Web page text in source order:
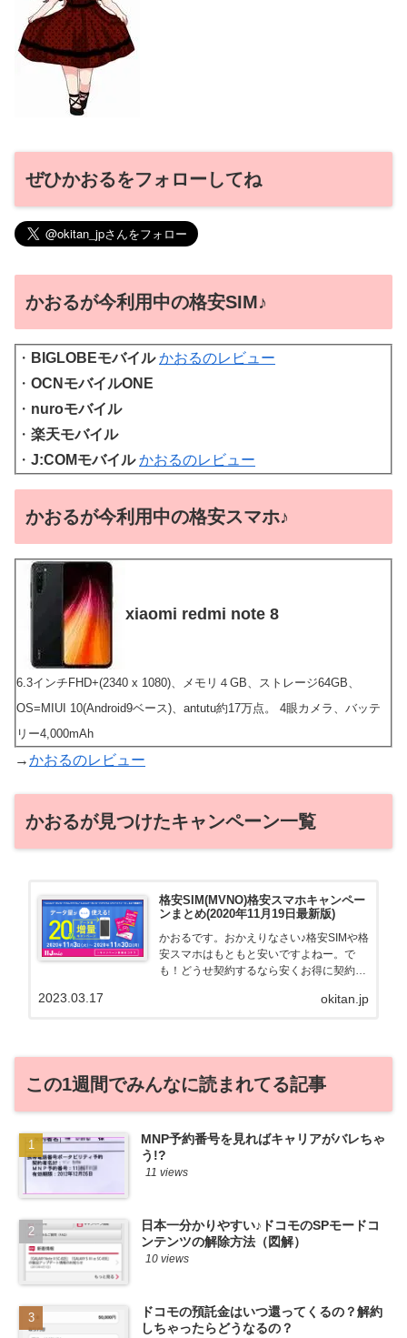
ぜひかおるをフォローしてね
かおるが今利用中の格安SIM♪
・ BIGLOBEモバイル かおるのレビュー
・ OCNモバイルONE
・ nuroモバイル
・ 楽天モバイル
・ J:COMモバイル かおるのレビュー
かおるが今利用中の格安スマホ♪
xiaomi redmi note 8
6.3インチFHD+(2340 x 1080)、メモリ４GB、ストレージ64GB、
OS=MIUI 10(Android9ベース)、antutu約17万点。 4眼カメラ、バッテ
リー4,000mAh
→かおるのレビュー
かおるが見つけたキャンペーン一覧
格安SIM(MVNO)格安スマホキャンペー
ンまとめ(2020年11月19日最新版)
かおるです。おかえりなさい♪格安SIMや格
安スマホはもともと安いですよねー。で
も！どうせ契約するなら安くお得に契約し
る自身も、そういう案件を常に狙ってます
okitan.jp
2023.03.17
この1週間でみんなに読まれてる記事
MNP予約番号を見ればキャリアがバレちゃ
う!?
11 views
日本一分かりやすい♪ドコモのSPモードコ
ンテンツの解除方法（図解）
10 views
ドコモの預託金はいつ還ってくるの？解約
しちゃったらどうなるの？